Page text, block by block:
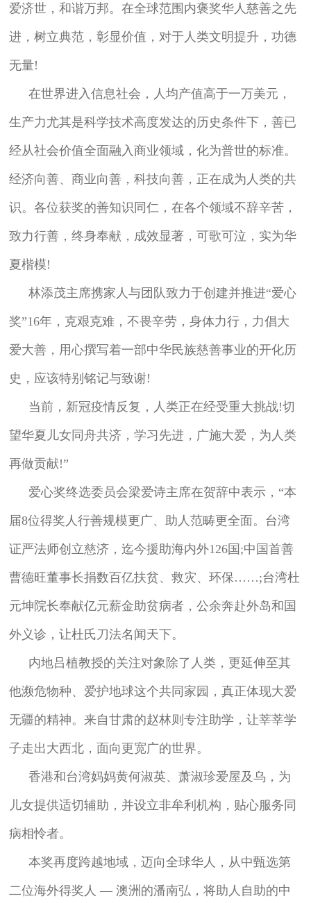
爱济世，和谐万邦。在全球范围内褒奖华人慈善之先
进，树立典范，彰显价值，对于人类文明提升，功德
无量!
在世界进入信息社会，人均产值高于一万美元，
生产力尤其是科学技术高度发达的历史条件下，善已
经从社会价值全面融入商业领域，化为普世的标准。
经济向善、商业向善，科技向善，正在成为人类的共
识。各位获奖的善知识同仁，在各个领域不辞辛苦，
致力行善，终身奉献，成效显著，可歌可泣，实为华
夏楷模!
林添茂主席携家人与团队致力于创建并推进“爱心
奖”16年，克艰克难，不畏辛劳，身体力行，力倡大
爱大善，用心撰写着一部中华民族慈善事业的开化历
史，应该特别铭记与致谢!
当前，新冠疫情反复，人类正在经受重大挑战!切
望华夏儿女同舟共济，学习先进，广施大爱，为人类
再做贡献!”
爱心奖终选委员会梁爱诗主席在贺辞中表示，“本
届8位得奖人行善规模更广、助人范畴更全面。台湾
证严法师创立慈济，迄今援助海内外126国;中国首善
曹德旺董事长捐数百亿扶贫、救灾、环保……;台湾杜
元坤院长奉献亿元薪金助贫病者，公余奔赴外岛和国
外义诊，让杜氏刀法名闻天下。
内地吕植教授的关注对象除了人类，更延伸至其
他濒危物种、爱护地球这个共同家园，真正体现大爱
无疆的精神。来自甘肃的赵林则专注助学，让莘莘学
子走出大西北，面向更宽广的世界。
香港和台湾妈妈黄何淑英、萧淑珍爱屋及乌，为
儿女提供适切辅助，并设立非牟利机构，贴心服务同
病相怜者。
本奖再度跨越地域，迈向全球华人，从中甄选第
二位海外得奖人 — 澳洲的潘南弘，将助人自助的中